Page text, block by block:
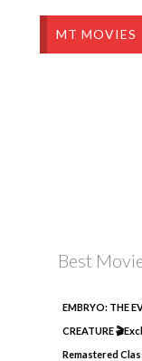
MT MOVIES
Best
EMBRYO: THE
CREATURE
Remastered